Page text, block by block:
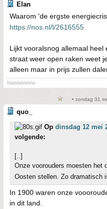
Elan
Waarom 'de ergste
https://nos.nl/l/2616555
Lijkt vooralsnog allemaal
straat weer open raken weet
alleen maar in prijs zullen
blablablabla
• zondag 31
quo_
Op dinsdag 12 mei
volgende:
[..]
Onze voorouders moesten het
Oosten stellen. Zo dramatisch
In 1900 waren onze
in dit land.